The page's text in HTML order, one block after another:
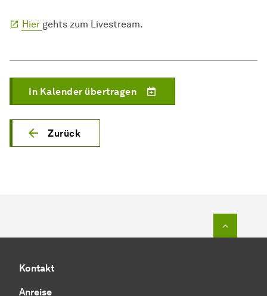
Hier gehts zum Livestream.
Zurück
In Kalender übertragen
Kontakt
Anreise